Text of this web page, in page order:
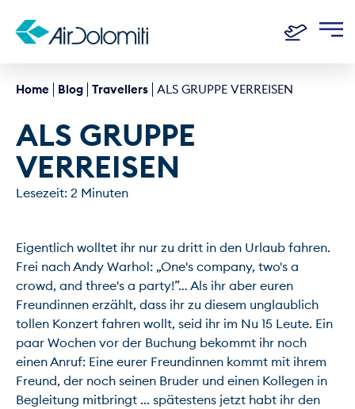
Home Blog Travellers ALS GRUPPE VERREISEN
ALS GRUPPE
VERREISEN
Lesezeit: 2 Minuten
Eigentlich wolltet ihr nur zu dritt in den Urlaub fahren.
Frei nach Andy Warhol: „One's company, two's a
crowd, and three's a party!”… Als ihr aber euren
Freundinnen erzählt, dass ihr zu diesem unglaublich
tollen Konzert fahren wollt, seid ihr im Nu 15 Leute. Ein
paar Wochen vor der Buchung bekommt ihr noch
einen Anruf: Eine eurer Freundinnen kommt mit ihrem
Freund, der noch seinen Bruder und einen Kollegen in
Begleitung mitbringt ... spätestens jetzt habt ihr den